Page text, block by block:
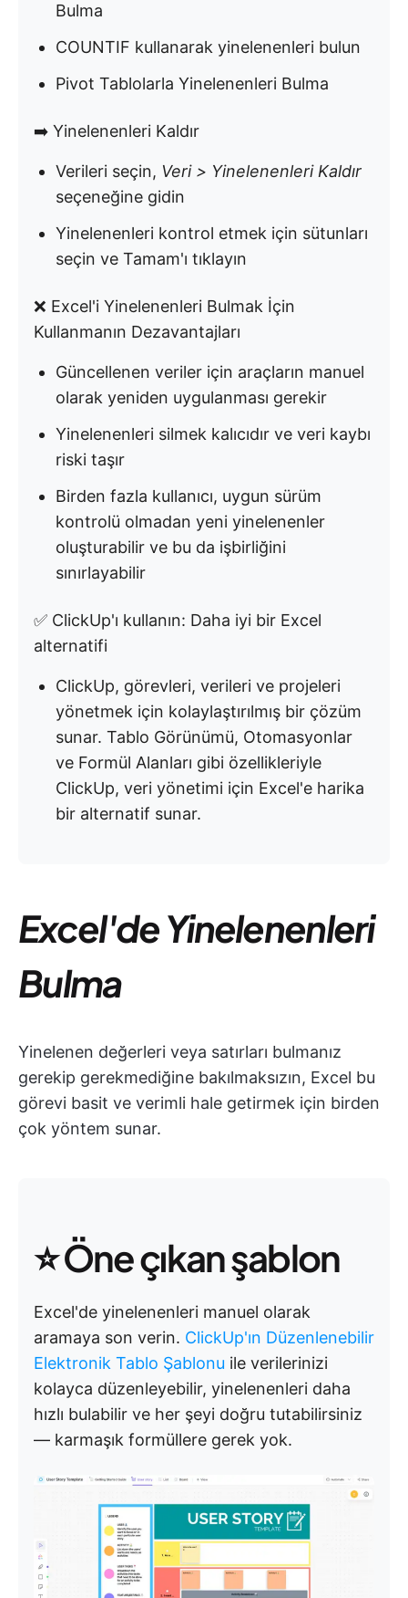
Bulma
COUNTIF kullanarak yinelenenleri bulun
Pivot Tablolarla Yinelenenleri Bulma
➡️ Yinelenenleri Kaldır
Verileri seçin, Veri > Yinelenenleri Kaldır
seçeneğine gidin
Yinelenenleri kontrol etmek için sütunları
seçin ve Tamam'ı tıklayın
❌ Excel'i Yinelenenleri Bulmak İçin
Kullanmanın Dezavantajları
Güncellenen veriler için araçların manuel
olarak yeniden uygulanması gerekir
Yinelenenleri silmek kalıcıdır ve veri kaybı
riski taşır
Birden fazla kullanıcı, uygun sürüm
kontrolü olmadan yeni yinelenenler
oluşturabilir ve bu da işbirliğini
sınırlayabilir
✅ ClickUp'ı kullanın: Daha iyi bir Excel
alternatifi
ClickUp, görevleri, verileri ve projeleri
yönetmek için kolaylaştırılmış bir çözüm
sunar. Tablo Görünümü, Otomasyonlar
ve Formül Alanları gibi özellikleriyle
ClickUp, veri yönetimi için Excel'e harika
bir alternatif sunar.
Excel'de Yinelenenleri
Bulma
Yinelenen değerleri veya satırları bulmanız
gerekip gerekmediğine bakılmaksızın, Excel bu
görevi basit ve verimli hale getirmek için birden
çok yöntem sunar.
⭐ Öne çıkan şablon
Excel'de yinelenenleri manuel olarak
aramaya son verin. ClickUp'ın Düzenlenebilir
Elektronik Tablo Şablonu ile verilerinizi
kolayca düzenleyebilir, yinelenenleri daha
hızlı bulabilir ve her şeyi doğru tutabilirsiniz
— karmaşık formüllere gerek yok.